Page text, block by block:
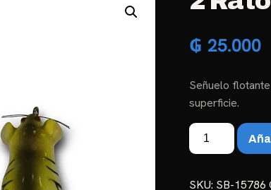
₲ 25.000
Señuelo
superficie.
2
Raton
Silicon
SKU: SB-15786